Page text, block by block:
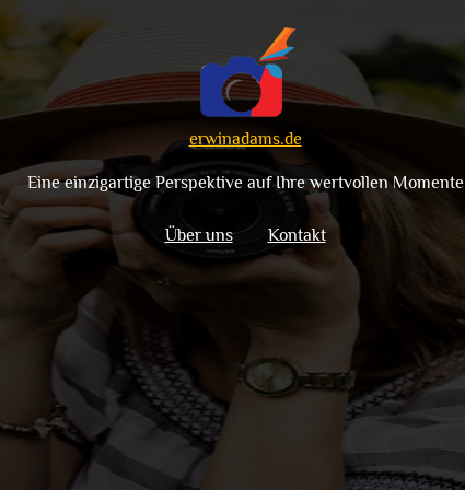
erwinadams.de
Eine einzigartige Perspektive auf Ihre wertvollen Momente
Über uns Kontakt